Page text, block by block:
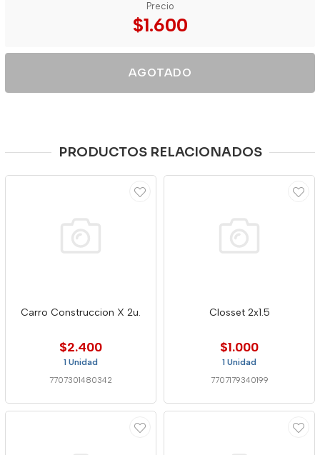
Precio
$1.600
AGOTADO
PRODUCTOS RELACIONADOS
Carro Construccion X 2u.
$2.400
1 Unidad
7707301480342
Closset 2x1.5
$1.000
1 Unidad
7707179340199